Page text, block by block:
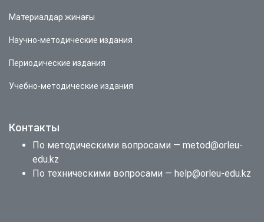
Материалдар жинағы
Научно-методические издания
Периодические издания
Учебно-методические издания
Контакты
По методическими вопросами — metod@orleu-
edu.kz
По техническими вопросами — help@orleu-edu.kz